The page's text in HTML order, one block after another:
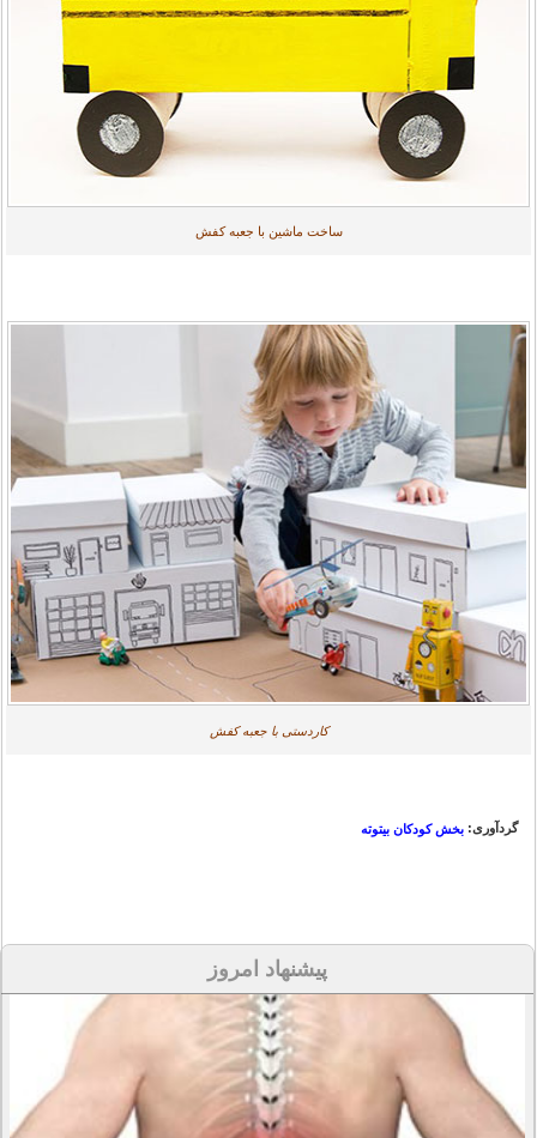
ساخت ماشین با جعبه کفش
کاردستی با جعبه کفش
گردآوری: بخش کودکان بیتوته
پیشنهاد امروز